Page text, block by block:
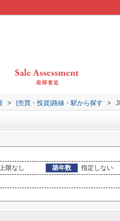
> (売買・投資)路線・駅から探す >
限なし 築年数
指定しない